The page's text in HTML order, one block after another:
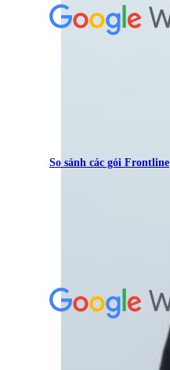
So sánh các gói Frontline